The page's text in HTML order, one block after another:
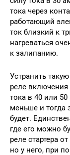
тока через
работающий
ток близкий к
нагреваться
к залипанию.
Устранить
реле включения
тока в 40 или 50
меньше и тогда
будет.
где его можно
реле стартера
но у него, при